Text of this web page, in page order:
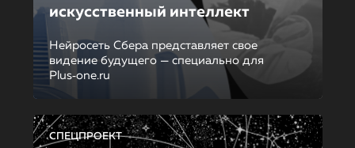
искусственный интеллект
Нейросеть Сбера представляет свое
видение будущего — специально для
Plus‑one.ru
СПЕЦПРОЕКТ